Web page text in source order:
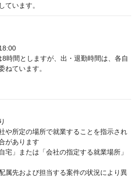
ています。
間としますが、出・退勤時間は、各自
ねています。
や所定の場所で就業することを指示され
があります
」または「会社の指定する就業場所」
属先および担当する案件の状況により異